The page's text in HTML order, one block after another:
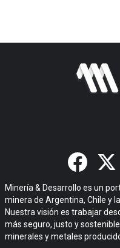
Minería & Desarrollo es un
minera de Argentina, Chile y la
Nuestra visión es trabajar
más seguro, justo y
minerales y metales